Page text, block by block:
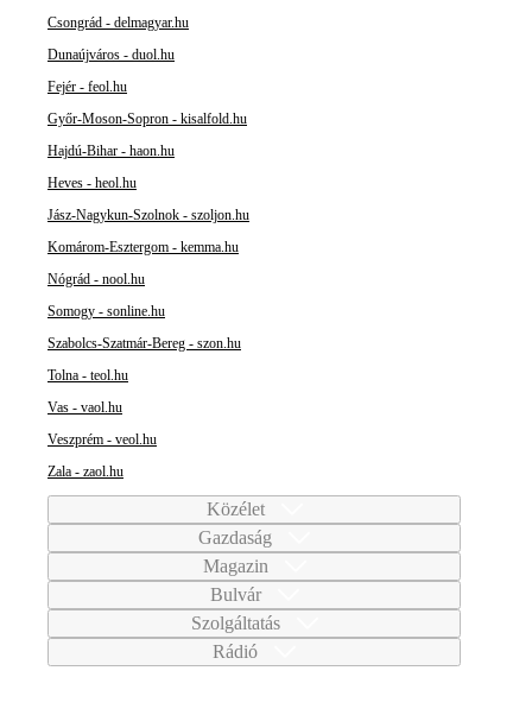
Csongrád - delmagyar.hu
Dunaújváros - duol.hu
Fejér - feol.hu
Győr-Moson-Sopron - kisalfold.hu
Hajdú-Bihar - haon.hu
Heves - heol.hu
Jász-Nagykun-Szolnok - szoljon.hu
Komárom-Esztergom - kemma.hu
Nógrád - nool.hu
Somogy - sonline.hu
Szabolcs-Szatmár-Bereg - szon.hu
Tolna - teol.hu
Vas - vaol.hu
Veszprém - veol.hu
Zala - zaol.hu
Közélet
Gazdaság
Magazin
Bulvár
Szolgáltatás
Rádió